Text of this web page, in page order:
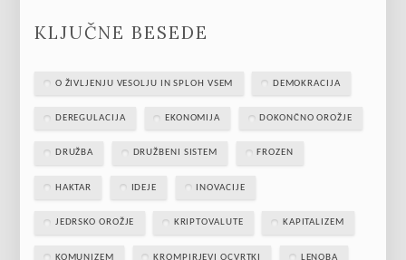
KLJUČNE BESEDE
O ŽIVLJENJU VESOLJU IN SPLOH VSEM DEMOKRACIJA
DEREGULACIJA EKONOMIJA DOKONČNO OROŽJE
DRUŽBA DRUŽBENI SISTEM FROZEN
HAKTAR IDEJE INOVACIJE
JEDRSKO OROŽJE KRIPTOVALUTE KAPITALIZEM
KOMUNIZEM KROMPIRJEVI OCVRTKI LENOBA